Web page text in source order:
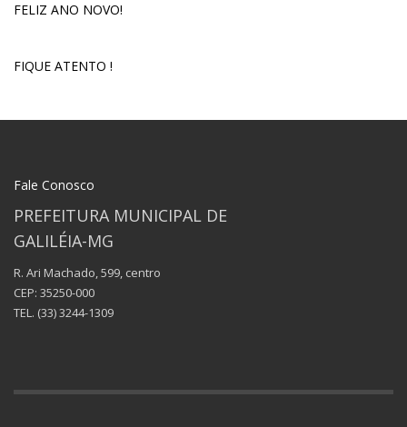
FELIZ ANO NOVO!
FIQUE ATENTO !
Fale Conosco
PREFEITURA MUNICIPAL DE
GALILÉIA-MG
R. Ari Machado, 599, centro
CEP: 35250-000
TEL. (33) 3244-1309